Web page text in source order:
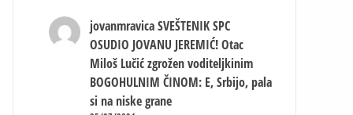
jovanmravica SVEŠTENIK SPC
OSUDIO JOVANU JEREMIĆ! Otac
Miloš Lučić zgrožen voditeljkinim
BOGOHULNIM ČINOM: E, Srbijo, pala
si na niske grane